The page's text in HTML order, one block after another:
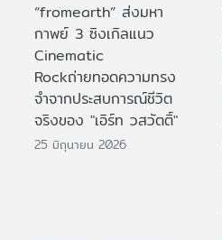
“fromearth” ส่งมหา
กาพย์ 3 ซิงเกิลแนว
Cinematic
Rockถ่ายทอดความทรง
จำจากประสบการณ์ชีวิต
จริงของ "เอิร์ท วสวัตติ์"
25 มิถุนายน 2026